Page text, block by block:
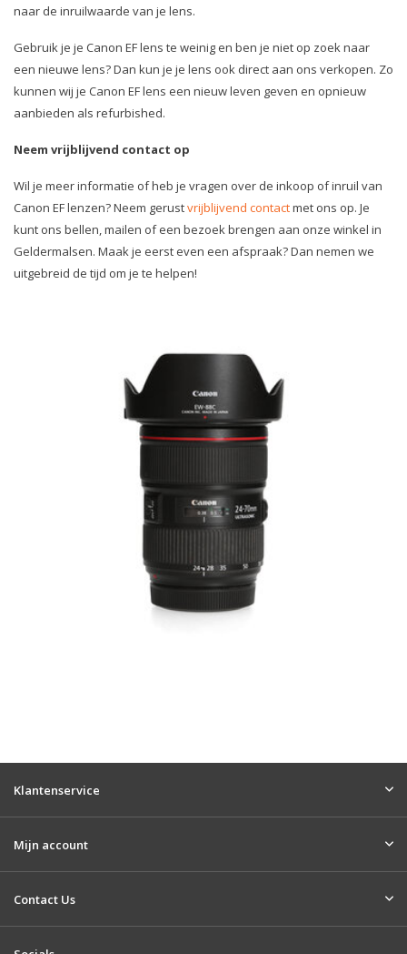
naar de inruilwaarde van je lens.
Gebruik je je Canon EF lens te weinig en ben je niet op zoek naar
een nieuwe lens? Dan kun je je lens ook direct aan ons verkopen. Zo
kunnen wij je Canon EF lens een nieuw leven geven en opnieuw
aanbieden als refurbished.
Neem vrijblijvend contact op
Wil je meer informatie of heb je vragen over de inkoop of inruil van
Canon EF lenzen? Neem gerustvrijblijvend contactmet ons op. Je
kunt ons bellen, mailen of een bezoek brengen aan onze winkel in
Geldermalsen. Maak je eerst even een afspraak? Dan nemen we
uitgebreid de tijd om je te helpen!
Klantenservice
Mijn account
Contact Us